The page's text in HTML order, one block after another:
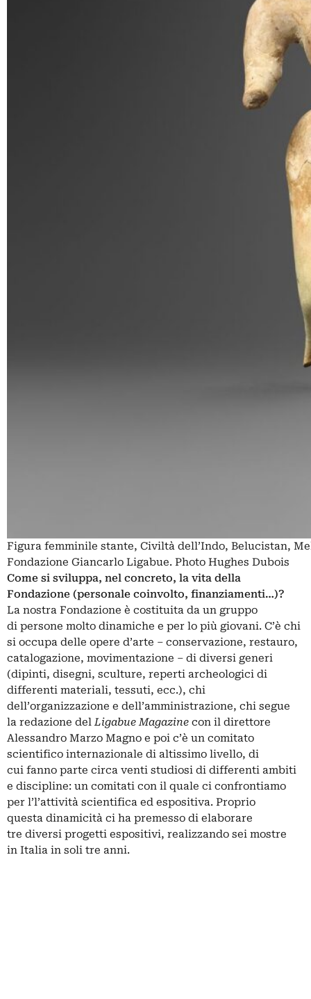
Figura femminile stante, Civiltà dell’Indo, Belucistan,
Fondazione Giancarlo Ligabue. Photo Hughes Dubois
Come si sviluppa, nel concreto, la vita della
Fondazione (personale coinvolto, finanziamenti…)?
La nostra Fondazione è costituita da un gruppo
di persone molto dinamiche e per lo più giovani. C’è chi
si occupa delle opere d’arte ‒ conservazione, restauro,
catalogazione, movimentazione ‒ di diversi generi
(dipinti, disegni, sculture, reperti archeologici di
differenti materiali, tessuti, ecc.), chi
dell’organizzazione e dell’amministrazione, chi segue
la redazione delLigabue Magazine con il direttore
Alessandro Marzo Magno e poi c’è un comitato
scientifico internazionale di altissimo livello, di
cui fanno parte circa venti studiosi di differenti ambiti
e discipline: un comitati con il quale ci confrontiamo
per l’l’attività scientifica ed espositiva. Proprio
questa dinamicità ci ha premesso di elaborare
tre diversi progetti espositivi, realizzando sei mostre
in Italia in soli tre anni.